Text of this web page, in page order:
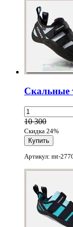
Скальные
10 300
Скидка 24%
Артикул: mt-